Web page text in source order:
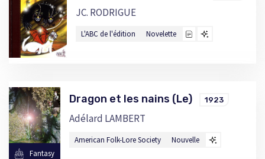
JC. RODRIGUE
L'ABC de l'édition Novelette
Fantasy
Dragon et les nains (Le) 1923
Adélard LAMBERT
American Folk-Lore Society Nouvelle